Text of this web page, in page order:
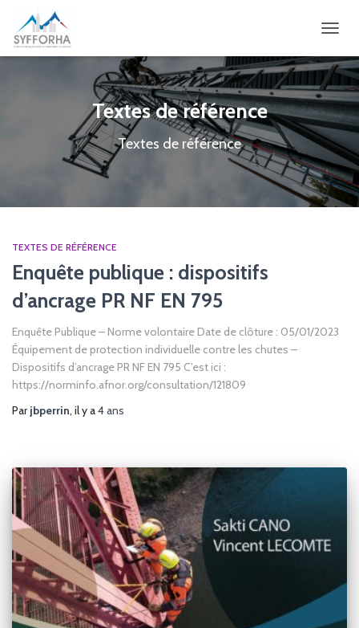
Textes de référence
Textes de référence
TEXTES DE RÉFÉRENCE
Enquête publique : dispositifs
d’ancrage PR NF EN 795
Enquête Publique – Norme volontaire Date de clôture : 05/01/2023
Équipement de protection individuelle contre les chutes –
Dispositifs d’ancrage PR NF EN 795 C’est ici :
https://norminfo.afnor.org/consultation/121809
Parjbperrin, il y a4 ans